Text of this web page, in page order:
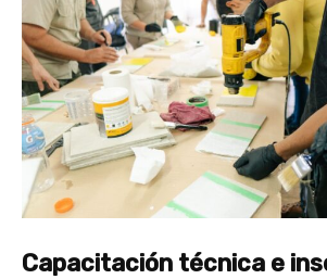
Capacitación técnica e